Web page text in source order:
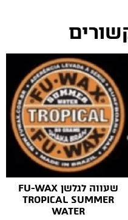
שעווה לגלשן FU-WAX
TROPICAL SUMMER
WATER